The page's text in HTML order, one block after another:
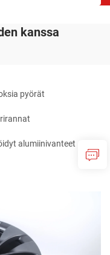
kanssa
pyörät
alumiinivanteet